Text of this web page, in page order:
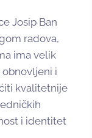
Josip Ban
radova,
ima velik
obnovljeni i
kvalitetnije
i identitet